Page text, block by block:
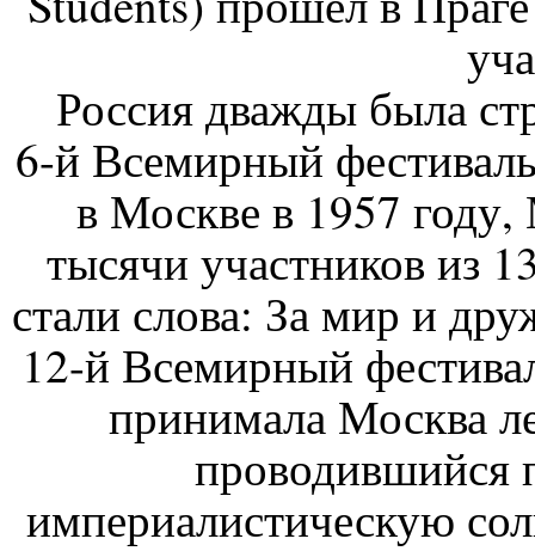
Россия дважды была
6-й Всемирный
в Москве в 1957 году,
тысячи участников из
стали слова: За мир и
12-й Всемирный
принимала Москва
проводившийся
империалистическую